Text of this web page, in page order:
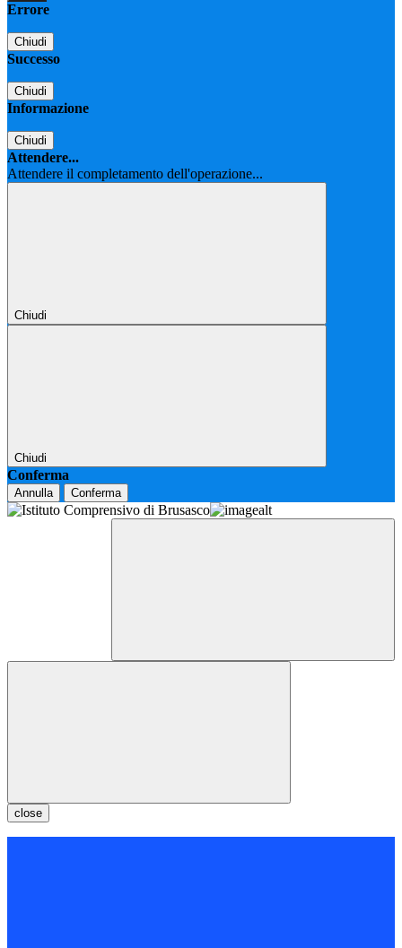
Errore
Chiudi
Successo
Chiudi
Informazione
Chiudi
Attendere...
Attendere il completamento dell'operazione...
Chiudi
Chiudi
Conferma
Annulla Conferma
close